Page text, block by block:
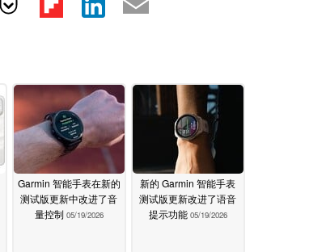
Garmin 智能手表在新的
测试版更新中改进了音
量控制 05/19/2026
新的 Garmin 智能手表
测试版更新改进了语音
提示功能 05/19/2026